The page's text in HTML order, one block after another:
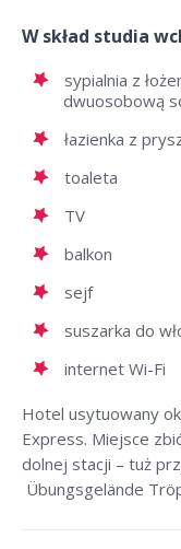
W skład studia
sypialnia z
dwuosobową
łazienka z
toaleta
TV
balkon
sejf
suszarka do
internet Wi-Fi
Hotel usytuowany
Express. Miejsce
dolnej stacji – tuż
Übungsgelände